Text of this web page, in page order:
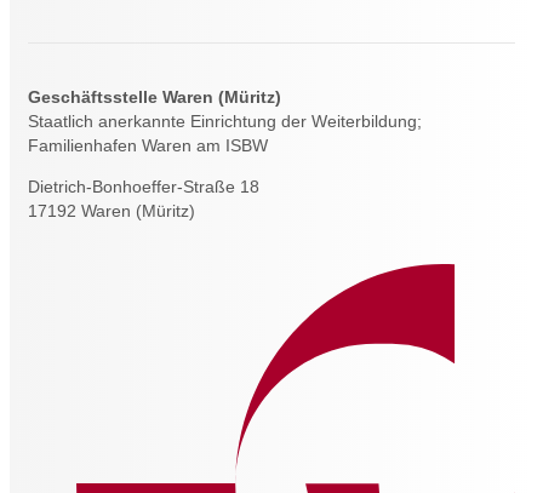
Geschäftsstelle Waren (Müritz)
Staatlich anerkannte Einrichtung der Weiterbildung;
Familienhafen Waren am ISBW
Dietrich-Bonhoeffer-Straße 18
17192 Waren (Müritz)